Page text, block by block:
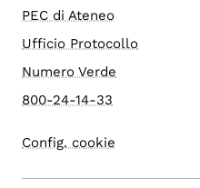
PEC di Ateneo
Ufficio Protocollo
Numero Verde
800-24-14-33
Config. cookie